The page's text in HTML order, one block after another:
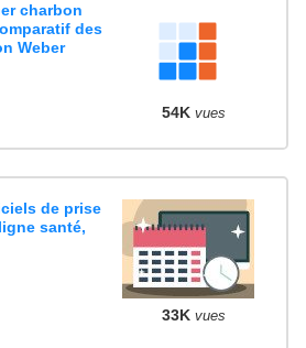
charbon
des
Weber
54K vues
de prise
santé,
33K vues